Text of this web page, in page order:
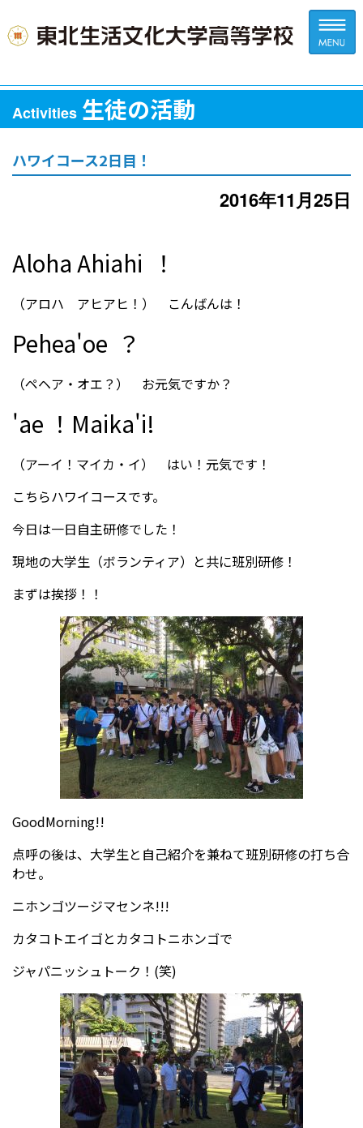
受験生の方へ
在校生の方へ 保護者の方へ
アクセス
教員採用情報(PDF)
Activities 生徒の活動
ハワイコース2日目！
2016年11月25日
Aloha Ahiahi ！
（アロハ アヒアヒ！） こんばんは！
Pehea'oe ？
（ペヘア・オエ？） お元気ですか？
'ae ！Maika'i!
（アーイ！マイカ・イ） はい！元気です！
こちらハワイコースです。
今日は一日自主研修でした！
現地の大学生（ボランティア）と共に班別研修！
まずは挨拶！！
GoodMorning!!
点呼の後は、大学生と自己紹介を兼ねて班別研修の打ち合
わせ。
ニホンゴツージマセンネ!!!
カタコトエイゴとカタコトニホンゴで
ジャパニッシュトーク！(笑)